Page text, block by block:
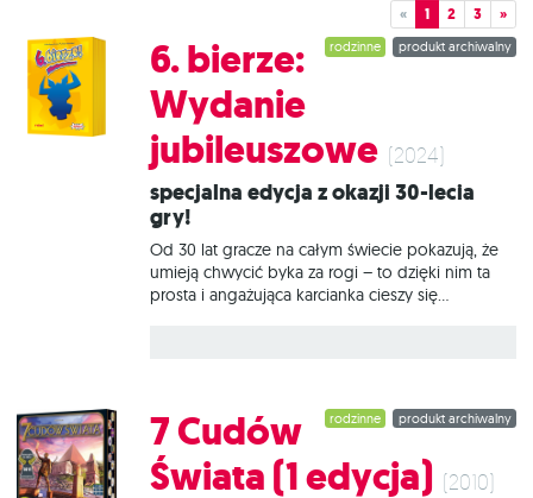
« 1 2 3 »
produkt archiwalny
rodzinne
6. bierze:
Wydanie
jubileuszowe (2024)
Specjalna edycja z okazji 30-lecia
gry!
Od 30 lat gracze na całym świecie pokazują, że
umieją chwycić byka za rogi – to dzięki nim ta
prosta i angażująca karcianka cieszy się
zabawie. 6. bierze: Wydanie jubileuszowe to
specjalna edycja rocznicowa, zawierająca znaną i
lubianą grę podstawową oraz całkowicie nowy
wariant kooperacyjny, w którym musicie
produkt archiwalny
rodzinne
7 Cudów
Świata (1 edycja) (2010)